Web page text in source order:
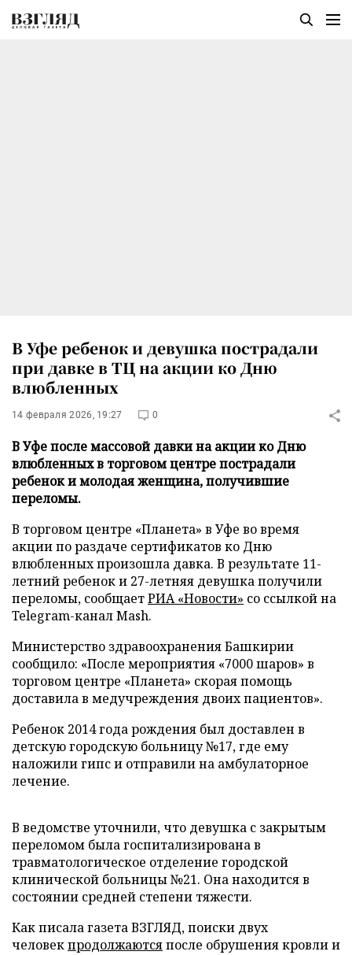
В Уфе ребенок и девушка пострадали
при давке в ТЦ на акции ко Дню
влюбленных
14 февраля 2026, 19:27 0
В Уфе после массовой давки на акции ко Дню
влюбленных в торговом центре пострадали
ребенок и молодая женщина, получившие
переломы.
В торговом центре «Планета» в Уфе во время
акции по раздаче сертификатов ко Дню
влюбленных произошла давка. В результате 11-
летний ребенок и 27-летняя девушка получили
переломы, сообщаетРИА «Новости» со ссылкой на
Telegram-канал Mash.
Министерство здравоохранения Башкирии
сообщило: «После мероприятия «7000 шаров» в
торговом центре «Планета» скорая помощь
доставила в медучреждения двоих пациентов».
Ребенок 2014 года рождения был доставлен в
детскую городскую больницу №17, где ему
наложили гипс и отправили на амбулаторное
лечение.
В ведомстве уточнили, что девушка с закрытым
переломом была госпитализирована в
травматологическое отделение городской
клинической больницы №21. Она находится в
состоянии средней степени тяжести.
Как писала газета ВЗГЛЯД, поиски двух
человекпродолжаютсяпосле обрушения кровли и